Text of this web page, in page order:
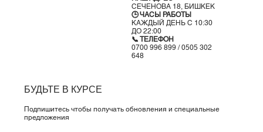
Эволюционировав от простых тканевых хай-топов до
кожаных мид- и лоу-топов, они с каждым годом становятся
СЕЧЕНОВА 18, БИШКЕК
🕒 ЧАСЫ РАБОТЫ
КАЖДЫЙ ДЕНЬ С 10:30
ДО 22:00
📞 ТЕЛЕФОН
0700 996 899 / 0505 302
648
БУДЬТЕ В КУРСЕ
Подпишитесь чтобы получать обновления и специальные
предложения